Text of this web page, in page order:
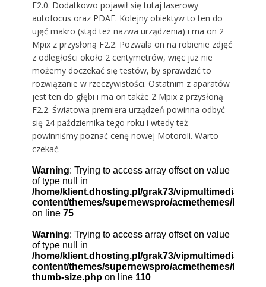
F2.0. Dodatkowo pojawił się tutaj laserowy
autofocus oraz PDAF. Kolejny obiektyw to ten do
ujęć makro (stąd też nazwa urządzenia) i ma on 2
Mpix z przysłoną F2.2. Pozwala on na robienie zdjęć
z odległości około 2 centymetrów, więc już nie
możemy doczekać się testów, by sprawdzić to
rozwiązanie w rzeczywistości. Ostatnim z aparatów
jest ten do głębi i ma on także 2 Mpix z przysłoną
F2.2. Światowa premiera urządzeń powinna odbyć
się 24 października tego roku i wtedy też
powinniśmy poznać cenę nowej Motoroli. Warto
czekać.